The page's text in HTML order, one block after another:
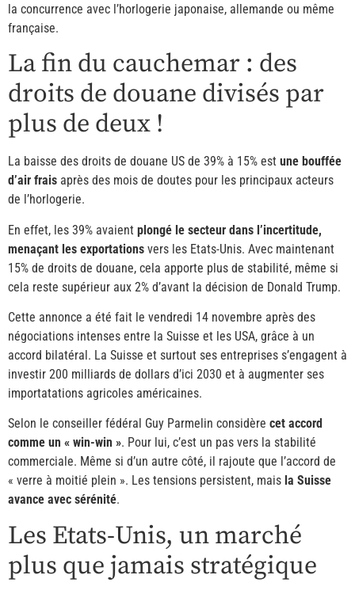
la concurrence avec l’horlogerie japonaise, allemande ou même
française.
La fin du cauchemar : des
droits de douane divisés par
plus de deux !
La baisse des droits de douane US de 39% à 15% est une bouffée
d’air frais après des mois de doutes pour les principaux acteurs
de l’horlogerie.
En effet, les 39% avaient plongé le secteur dans l’incertitude,
menaçant les exportations vers les Etats-Unis. Avec maintenant
15% de droits de douane, cela apporte plus de stabilité, même si
cela reste supérieur aux 2% d’avant la décision de Donald Trump.
Cette annonce a été fait le vendredi 14 novembre après des
négociations intenses entre la Suisse et les USA, grâce à un
accord bilatéral. La Suisse et surtout ses entreprises s’engagent à
investir 200 milliards de dollars d’ici 2030 et à augmenter ses
importatations agricoles américaines.
Selon le conseiller fédéral Guy Parmelin considère cet accord
comme un « win-win ». Pour lui, c’est un pas vers la stabilité
commerciale. Même si d’un autre côté, il rajoute que l’accord de
« verre à moitié plein ». Les tensions persistent, mais la Suisse
avance avec sérénité.
Les Etats-Unis, un marché
plus que jamais stratégique